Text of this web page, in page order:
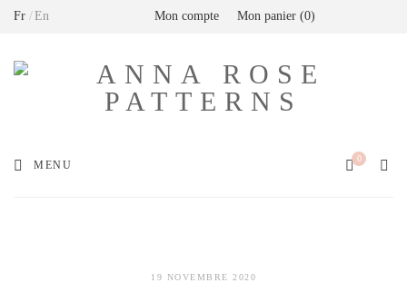
Fr En Mon compte Mon panier 0
MENU
0
19 NOVEMBRE 2020
Livraison offerte en France métropolitaine dès
Relay)